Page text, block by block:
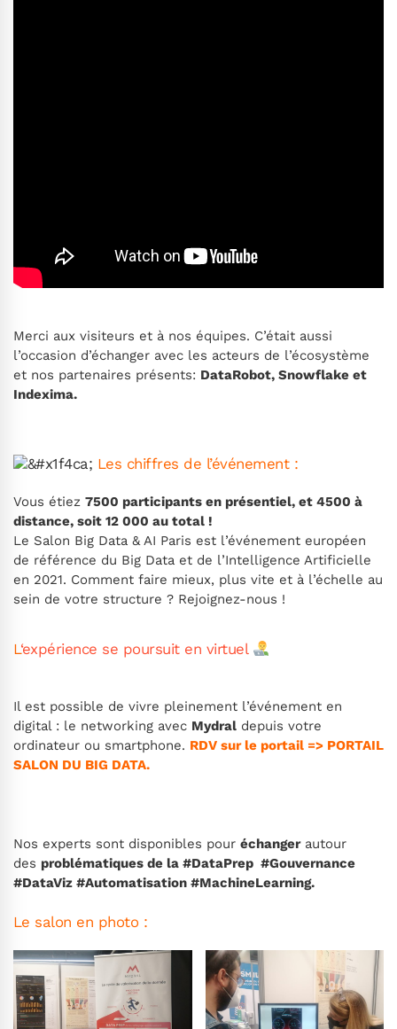
Merci aux visiteurs et à nos équipes. C’était aussi
l’occasion d’échanger avec les acteurs de l’écosystème
et nos partenaires présents: DataRobot, Snowflake et
Indexima.
Les chiffres de l’événement :
Vous étiez 7500 participants en présentiel, et 4500 à
distance, soit 12 000 au total !
Le Salon Big Data & AI Paris est l’événement européen
de référence du Big Data et de l’Intelligence Artificielle
en 2021. Comment faire mieux, plus vite et à l’échelle au
sein de votre structure ? Rejoignez-nous !
L‘expérience se poursuit en virtuel
Il est possible de vivre pleinement l’événement en
digital : le networking avec Mydral depuis votre
ordinateur ou smartphone. RDV sur le portail => PORTAIL
SALON DU BIG DATA.
Nos experts sont disponibles pour échangerautour
des problématiques de la #DataPrep #Gouvernance
#DataViz #Automatisation #MachineLearning.
Le salon en photo :